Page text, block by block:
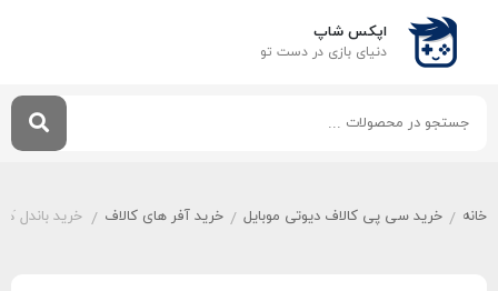
اپکس شاپ
دنیای بازی‌ در دست تو
خانه / خرید سی پی کالاف دیوتی موبایل / خرید آفر های کالاف / خرید باندل